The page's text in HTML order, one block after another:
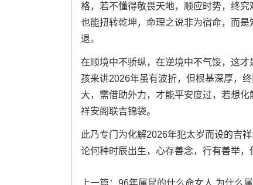
格，若不懂得敬畏天地，顺应时势，终
也能扭转乾坤，命理之说非为宿命，而
退。
在顺境中不骄纵，在逆境中不气馁，这
孩来讲2026年虽有波折，但根基深厚，
大，需借助外力，才能平安度过，若想
祥安阁联吉锦袋。
此乃专门为化解2026年犯太岁而设的吉
论何种时辰出生，心存善念，行有善举，
上一篇： 96年属鼠的什么命女人,为什么属鼠1996